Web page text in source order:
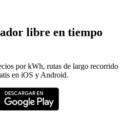
libre en tiempo
por kWh, rutas de largo recorrido
en iOS y Android.